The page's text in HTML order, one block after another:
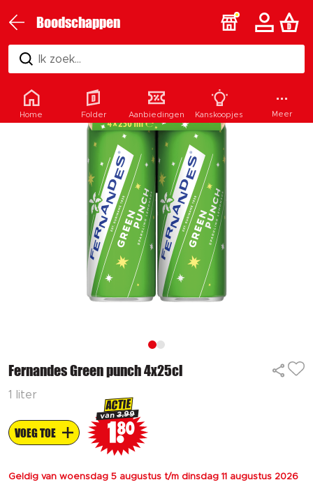
Boodschappen
Ik zoek...
Fernandes Green punch 4x25cl
1 liter
VOEG TOE
ACTIE
van3.99
1 80
Geldig van woensdag 5 augustus t/m dinsdag 11 augustus 2026
Home Folder Aanbiedingen Kanskoopjes Meer